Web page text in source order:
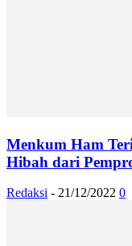
Menkum Ham
Hibah dari
Redaksi - 21/12/2022 0